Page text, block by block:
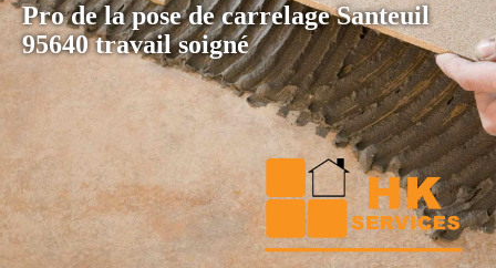
Pro de la pose de carrelage Santeuil
95640 travail soigné